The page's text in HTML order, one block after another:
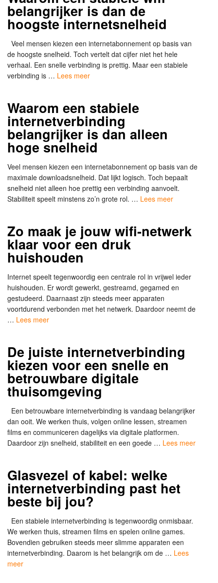
belangrijker is dan de
hoogste internetsnelheid
Veel mensen kiezen een internetabonnement op basis van
de hoogste snelheid. Toch vertelt dat cijfer niet het hele
verhaal. Een snelle verbinding is prettig. Maar een stabiele
verbinding is … Lees meer
Waarom een stabiele
internetverbinding
belangrijker is dan alleen
hoge snelheid
Veel mensen kiezen een internetabonnement op basis van de
maximale downloadsnelheid. Dat lijkt logisch. Toch bepaalt
snelheid niet alleen hoe prettig een verbinding aanvoelt.
Stabiliteit speelt minstens zo’n grote rol. … Lees meer
Zo maak je jouw wifi-netwerk
klaar voor een druk
huishouden
Internet speelt tegenwoordig een centrale rol in vrijwel ieder
huishouden. Er wordt gewerkt, gestreamd, gegamed en
gestudeerd. Daarnaast zijn steeds meer apparaten
voortdurend verbonden met het netwerk. Daardoor neemt de
… Lees meer
De juiste internetverbinding
kiezen voor een snelle en
betrouwbare digitale
thuisomgeving
Een betrouwbare internetverbinding is vandaag belangrijker
dan ooit. We werken thuis, volgen online lessen, streamen
films en communiceren dagelijks via digitale platformen.
Daardoor zijn snelheid, stabiliteit en een goede … Lees meer
Glasvezel of kabel: welke
internetverbinding past het
beste bij jou?
Een stabiele internetverbinding is tegenwoordig onmisbaar.
We werken thuis, streamen films en spelen online games.
Bovendien gebruiken steeds meer slimme apparaten een
internetverbinding. Daarom is het belangrijk om de … Lees
meer